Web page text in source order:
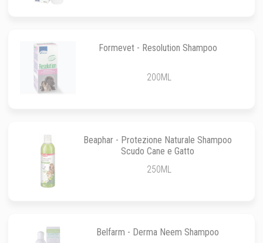
Formevet - Resolution Shampoo
200ML
Beaphar - Protezione Naturale Shampoo
Scudo Cane e Gatto
250ML
Belfarm - Derma Neem Shampoo